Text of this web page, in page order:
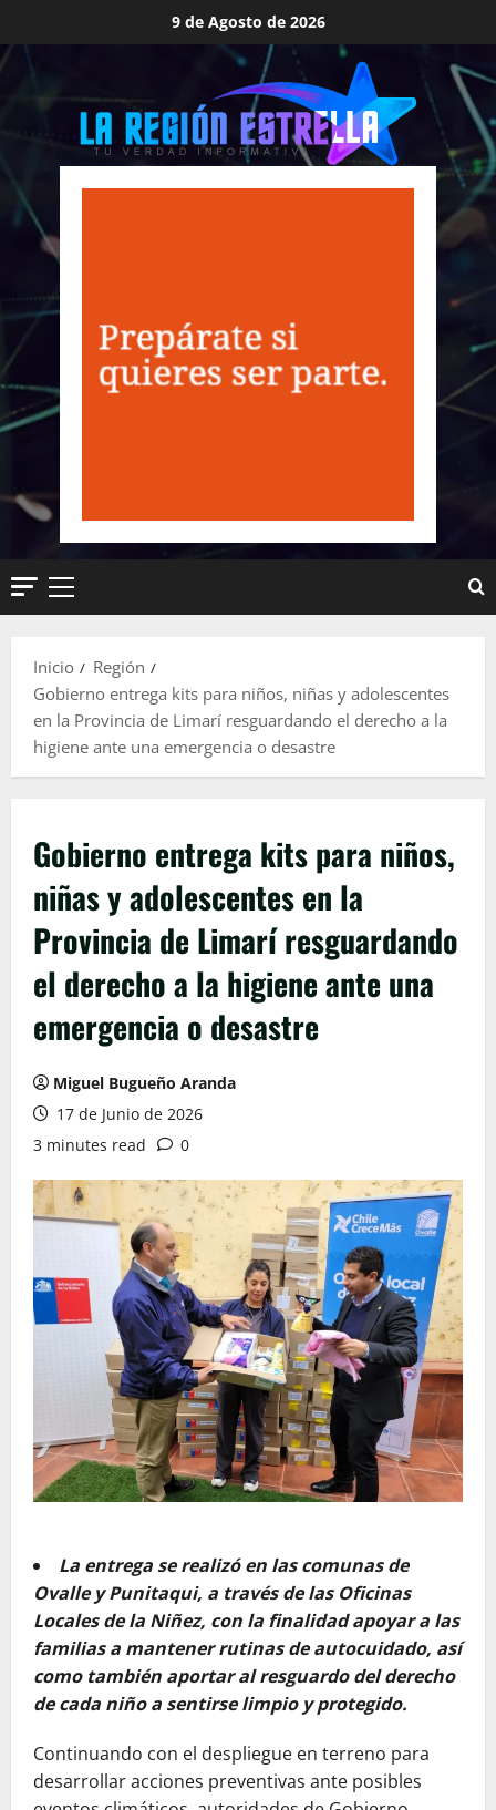
al
contenido
9 de Agosto de 2026
Menú
Inicio
Región
Gobierno entrega kits para niños, niñas y adolescentes
en la Provincia de Limarí resguardando el derecho a la
higiene ante una emergencia o desastre
Gobierno entrega kits para niños,
niñas y adolescentes en la
Provincia de Limarí resguardando
el derecho a la higiene ante una
emergencia o desastre
Miguel Bugueño Aranda
17 de Junio de 2026
3 minutes read
0
La entrega se realizó en las comunas de
Ovalle y Punitaqui, a través de las Oficinas
Locales de la Niñez, con la finalidad apoyar a las
familias a mantener rutinas de autocuidado, así
como también aportar al resguardo del derecho
de cada niño a sentirse limpio y protegido.
Continuando con el despliegue en terreno para
desarrollar acciones preventivas ante posibles